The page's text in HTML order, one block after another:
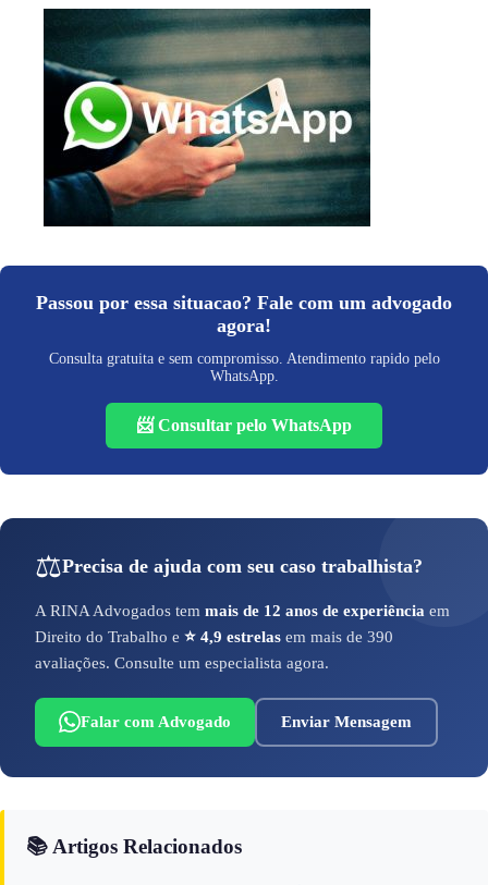
Passou por essa situacao? Fale com um advogado
agora!
Consulta gratuita e sem compromisso. Atendimento rapido pelo
WhatsApp.
📨 Consultar pelo WhatsApp
⚖️Precisa de ajuda com seu caso trabalhista?
A RINA Advogados tem mais de 12 anos de experiência em
Direito do Trabalho e ⭐ 4,9 estrelas em mais de 390
avaliações. Consulte um especialista agora.
Falar com Advogado Enviar Mensagem
📚 Artigos Relacionados